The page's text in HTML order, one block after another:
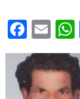
Facebook
Email